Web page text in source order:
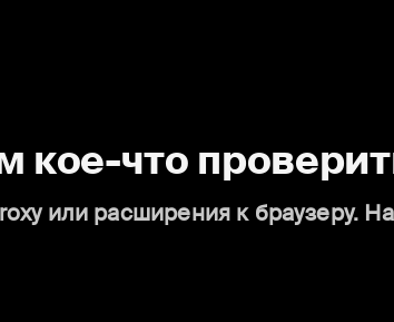
кое-что
или расширения к браузеру.